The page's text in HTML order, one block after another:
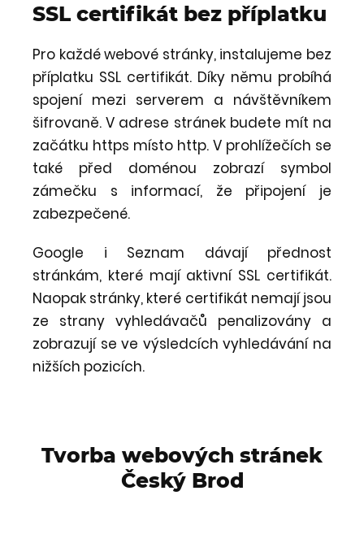
SSL certifikát bez příplatku
Pro každé webové stránky, instalujeme bez
příplatku SSL certifikát. Díky němu probíhá
spojení mezi serverem a návštěvníkem
šifrovaně. V adrese stránek budete mít na
začátku https místo http. V prohlížečích se
také před doménou zobrazí symbol
zámečku s informací, že připojení je
zabezpečené.
Google i Seznam dávají přednost
stránkám, které mají aktivní SSL certifikát.
Naopak stránky, které certifikát nemají jsou
ze strany vyhledávačů penalizovány a
zobrazují se ve výsledcích vyhledávání na
nižších pozicích.
Tvorba webových stránek
Český Brod